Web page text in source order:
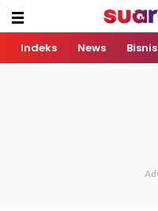
Indeks News Bisnis